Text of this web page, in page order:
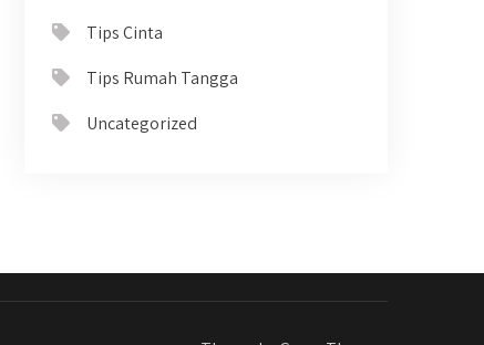
Tips Cinta
Tips Rumah Tangga
Uncategorized